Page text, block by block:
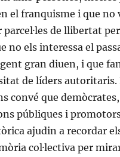
el franquisme i que no
de llibertat
no els interessa el
gran diuen, i que
de líders autoritaris.
convé que demòcrates,
públiques i
ajudin a recordar
col·lectiva per